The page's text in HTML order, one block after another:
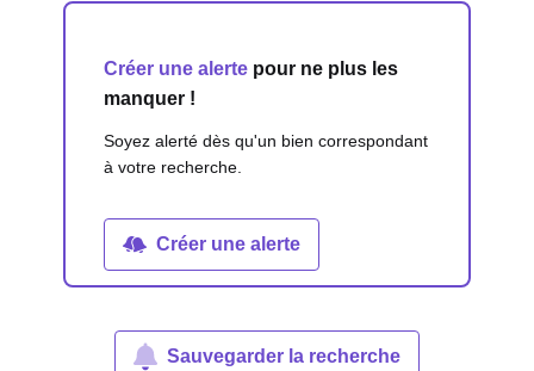
Créer une alerte pour ne plus les
manquer !
Soyez alerté dès qu'un bien correspondant
à votre recherche.
Créer une alerte
Sauvegarder la recherche